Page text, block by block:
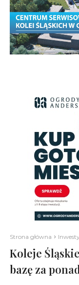
Strona główna
Koleje
bazę za